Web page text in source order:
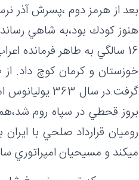
بعد از هرمز دوم ،پسرش آذر
هنوز كودك بود،به شاهي
16 سالگي به طاهر فرمانده
خوزستان و كرمان كوچ داد. از
گرفت.در سال
بروز قحطي در سپاه روم
روميان قرارداد صلحي با
ميكند و مسيحيان امپراتوري